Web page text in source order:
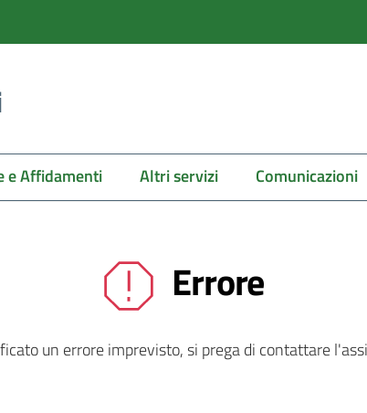
e Affidamenti Altri servizi Comunicazioni
Errore
un errore imprevisto, si prega di contattare